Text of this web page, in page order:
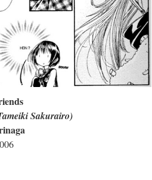
Sakurairo)